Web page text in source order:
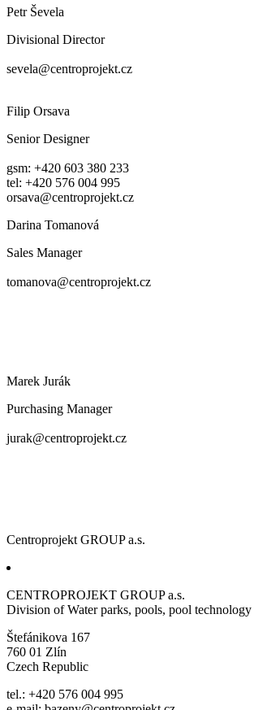
Petr Ševela
Divisional Director
sevela@centroprojekt.cz
Filip Orsava
Senior Designer
gsm: +420 603 380 233
tel: +420 576 004 995
orsava@centroprojekt.cz
Darina Tomanová
Sales Manager
tomanova@centroprojekt.cz
Marek Jurák
Purchasing Manager
jurak@centroprojekt.cz
Centroprojekt GROUP a.s.
CENTROPROJEKT GROUP a.s.
Division of Water parks, pools, pool technology
Štefánikova 167
760 01 Zlín
Czech Republic
tel.: +420 576 004 995